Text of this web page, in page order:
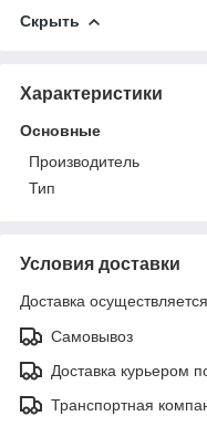
Скрыть
Характеристики
Основные
Производитель
Тип
Условия доставки
Доставка
Самовывоз
Доставка курьером
Транспортная